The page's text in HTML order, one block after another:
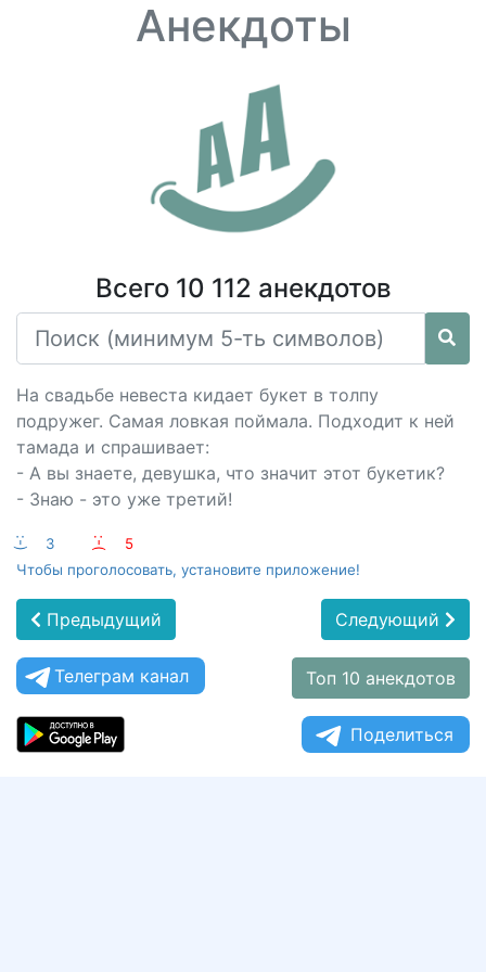
Анекдоты
Всего 10 112 анекдотов
На свадьбе невеста кидает букет в толпу
подружег. Самая ловкая поймала. Подходит к ней
тамада и спрашивает:
- А вы знаете, девушка, что значит этот букетик?
- Знаю - это уже третий!
:-) 3 :-(
5
Чтобы проголосовать, установите приложение!
Предыдущий Следующий
Телеграм канал Топ 10 анекдотов
Поделиться